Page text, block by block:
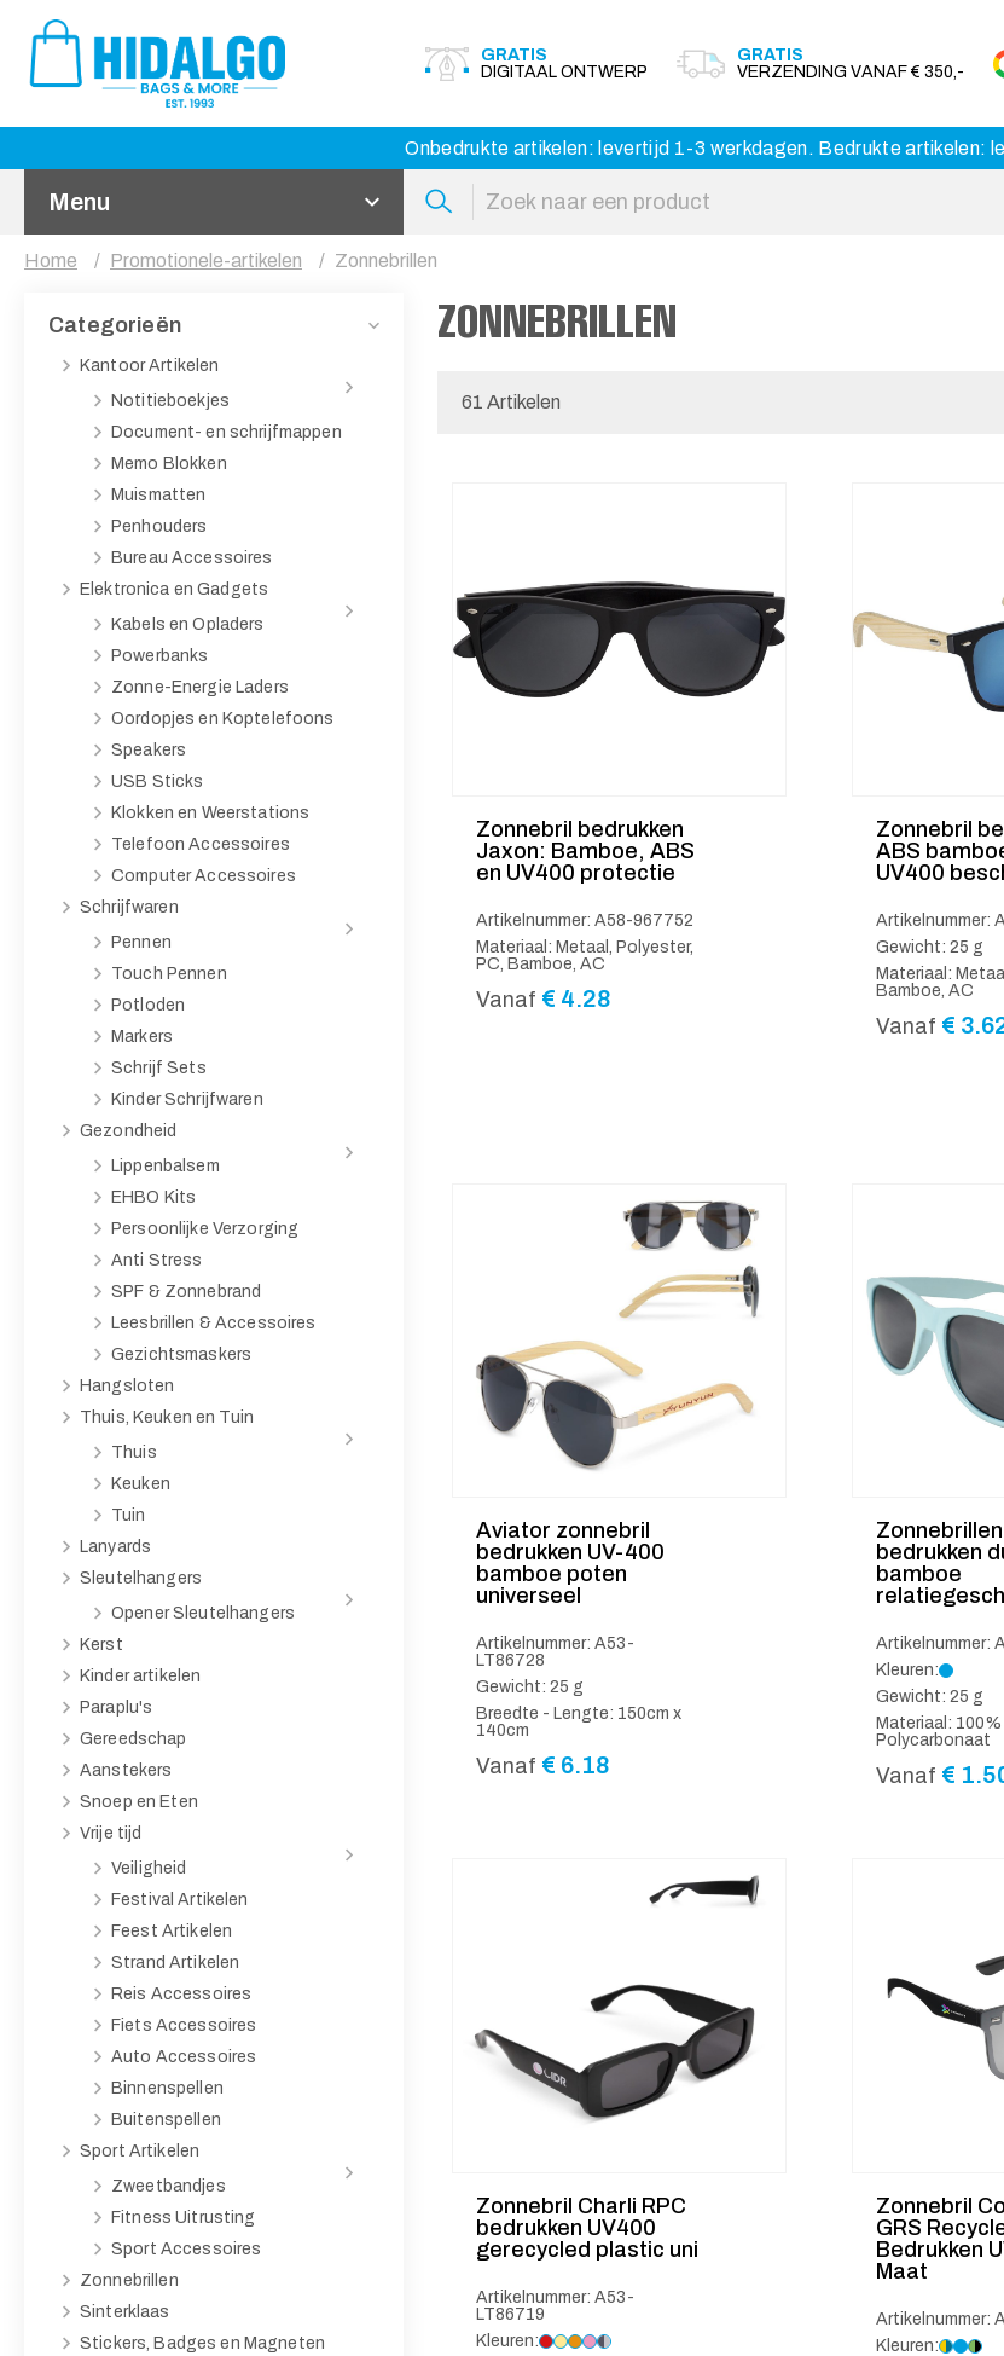
GRATIS
DIGITAAL ONTWERP
GRATIS
VERZENDING VANAF € 350,-
Onbedrukte artikelen: levertijd 1-3 werkdagen. Bedrukte artikelen:
Menu
Home Promotionele-artikelen Zonnebrillen
Categorieën
Kantoor Artikelen
Notitieboekjes
Document- en schrijfmappen
Memo Blokken
Muismatten
Penhouders
Bureau Accessoires
Elektronica en Gadgets
Kabels en Opladers
Powerbanks
Zonne-Energie Laders
Oordopjes en Koptelefoons
Speakers
USB Sticks
Klokken en Weerstations
Telefoon Accessoires
Computer Accessoires
Schrijfwaren
Pennen
Touch Pennen
Potloden
Markers
Schrijf Sets
Kinder Schrijfwaren
Gezondheid
Lippenbalsem
EHBO Kits
Persoonlijke Verzorging
Anti Stress
SPF & Zonnebrand
Leesbrillen & Accessoires
Gezichtsmaskers
Hangsloten
Thuis, Keuken en Tuin
Thuis
Keuken
Tuin
Lanyards
Sleutelhangers
Opener Sleutelhangers
Kerst
Kinder artikelen
Paraplu's
Gereedschap
Aanstekers
Snoep en Eten
Vrije tijd
Veiligheid
Festival Artikelen
Feest Artikelen
Strand Artikelen
Reis Accessoires
Fiets Accessoires
Auto Accessoires
Binnenspellen
Buitenspellen
Sport Artikelen
Zweetbandjes
Fitness Uitrusting
Sport Accessoires
Zonnebrillen
Sinterklaas
Stickers, Badges en Magneten
ZONNEBRILLEN
61 Artikelen
Zonnebril bedrukken
Jaxon: Bamboe, ABS
en UV400 protectie
Artikelnummer: A58-967752
Materiaal: Metaal, Polyester,
PC, Bamboe, AC
Vanaf € 4.28
Zonnebril
ABS
UV400
Artikelnummer:
Gewicht: 25 g
Materiaal:
Bamboe, AC
Vanaf €
Aviator zonnebril
bedrukken UV-400
bamboe poten
universeel
Artikelnummer: A53-
LT86728
Gewicht: 25 g
Breedte - Lengte: 150cm x
140cm
Vanaf € 6.18
Zonnebrillen
bedrukken
bamboe
Artikelnummer:
Kleuren:
Gewicht: 25 g
Materiaal: 100%
Polycarbonaat
Vanaf €
Zonnebril Charli RPC
bedrukken UV400
gerecycled plastic uni
Artikelnummer: A53-
LT86719
Kleuren:
Zonnebril
GRS
Bedrukken
Maat
Artikelnummer:
Kleuren: